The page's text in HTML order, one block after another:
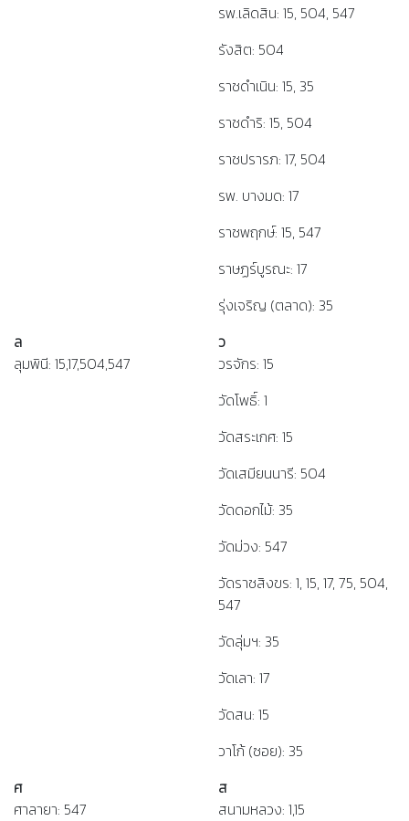
รพ.เลิดสิน: 15, 504, 547
รังสิต: 504
ราชดำเนิน: 15, 35
ราชดำริ: 15, 504
ราชปรารภ: 17, 504
รพ. บางมด: 17
ราชพฤกษ์: 15, 547
ราษฏร์บูรณะ: 17
รุ่งเจริญ (ตลาด): 35
ล
ลุมพินี: 15,17,504,547
ว
วรจักร: 15
วัดโพธิ์: 1
วัดสระเกศ: 15
วัดเสมียนนารี: 504
วัดดอกไม้: 35
วัดม่วง: 547
วัดราชสิงขร: 1, 15, 17, 75, 504,
547
วัดลุ่มฯ: 35
วัดเลา: 17
วัดสน: 15
วาโก้ (ซอย): 35
ศ
ศาลายา: 547
ส
สนามหลวง: 1,15